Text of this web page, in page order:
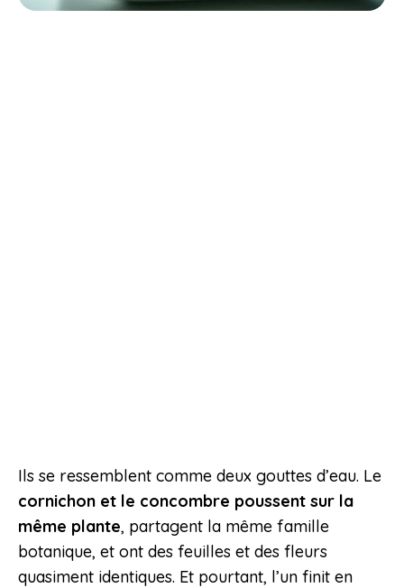
Ils se ressemblent comme deux gouttes d’eau. Le
cornichon et le concombre poussent sur la
même plante, partagent la même famille
botanique, et ont des feuilles et des fleurs
quasiment identiques. Et pourtant, l’un finit en